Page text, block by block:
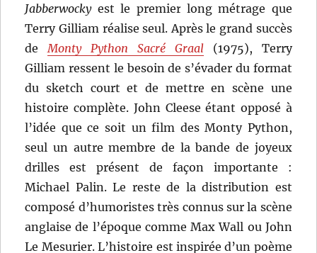
Jabberwockyest le premier long métrage que
Terry Gilliam réalise seul. Après le grand succès
de Monty Python Sacré Graal(1975), Terry
Gilliam ressent le besoin de s’évader du format
du sketch court et de mettre en scène une
histoire complète. John Cleese étant opposé à
l’idée que ce soit un film des Monty Python,
seul un autre membre de la bande de joyeux
drilles est présent de façon importante :
Michael Palin. Le reste de la distribution est
composé d’humoristes très connus sur la scène
anglaise de l’époque comme Max Wall ou John
Le Mesurier. L’histoire est inspirée d’un poème